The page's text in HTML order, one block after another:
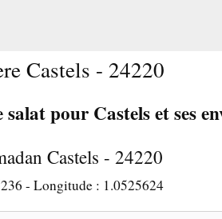
Castels - 24220
salat pour Castels et ses
Castels - 24220
- Longitude : 1.0525624